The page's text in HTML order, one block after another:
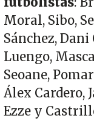
Moral, Sibo,
Sánchez, Dani
Luengo,
Seoane,
Álex Cardero,
Ezze y